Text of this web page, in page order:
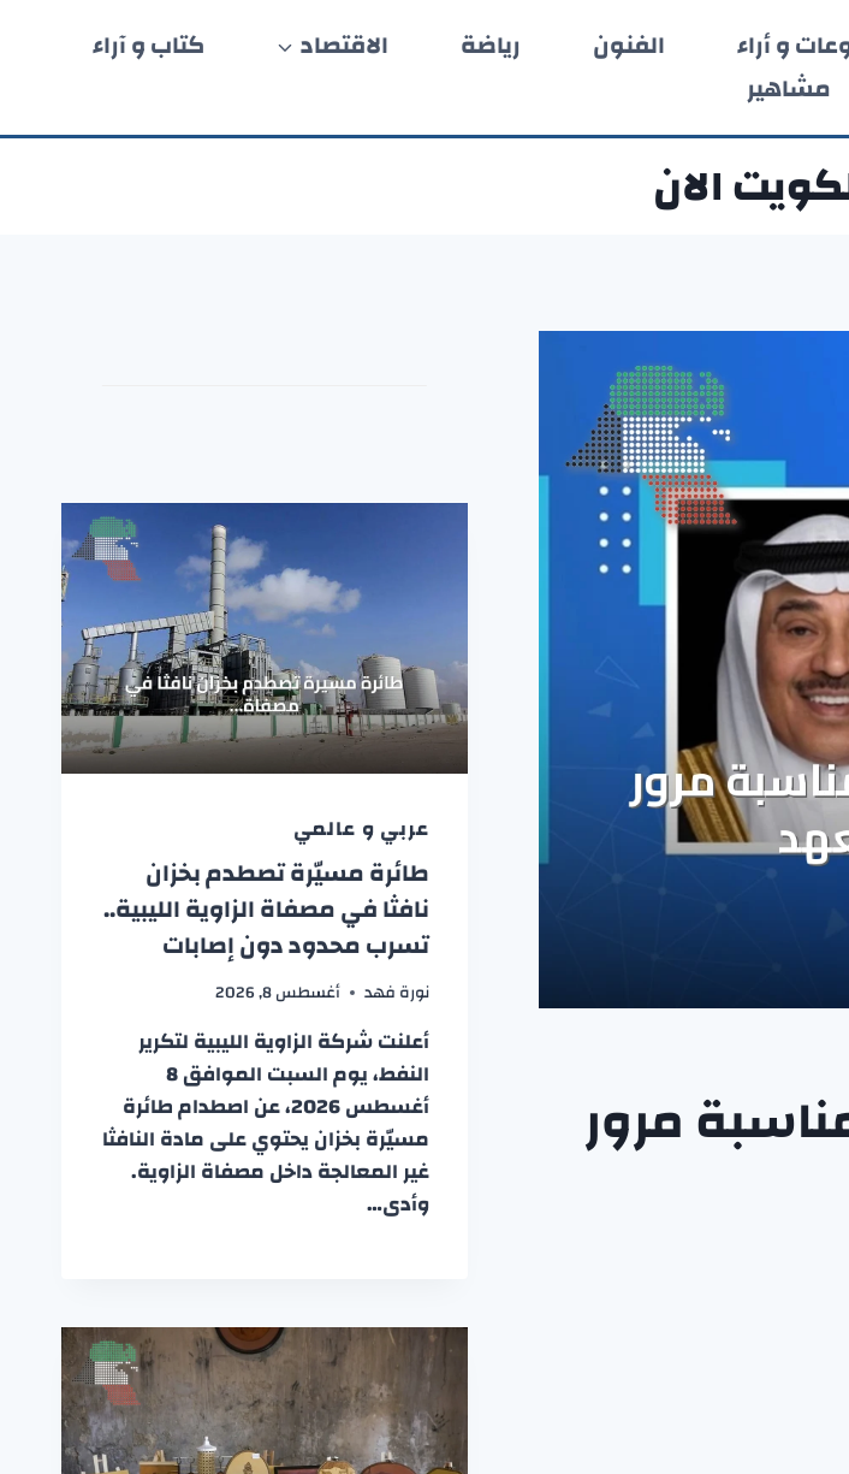
و أراء الفنون رياضة الاقتصاد
كتاب و آراء
مشاهير
الان
مرور
عربي و عالمي
طائرة مسيّرة تصطدم بخزان
نافثا في مصفاة الزاوية الليبية..
تسرب محدود دون إصابات
نورة فهد أغسطس 8, 2026
أعلنت شركة الزاوية الليبية لتكرير
النفط، يوم السبت الموافق 8
أغسطس 2026، عن اصطدام طائرة
مسيّرة بخزان يحتوي على مادة النافثا
غير المعالجة داخل مصفاة الزاوية.
وأدى…